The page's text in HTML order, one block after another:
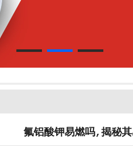
氟铝酸钾易燃吗,揭秘